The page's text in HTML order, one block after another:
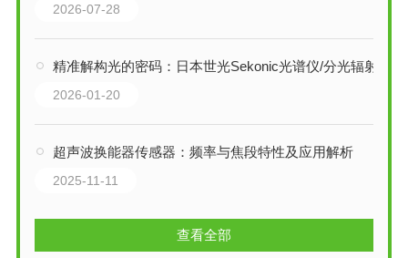
2026-07-28
精准解构光的密码：日本世光Sekonic光谱仪/分光辐射照度计技术解析
2026-01-20
超声波换能器传感器：频率与焦段特性及应用解析
2025-11-11
查看全部